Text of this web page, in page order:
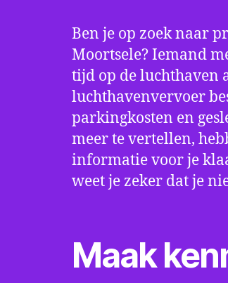
Ben je op zoek naar
Moortsele? Iemand
tijd op de luchthaven
luchthavenvervoer
parkingkosten en
meer te vertellen,
informatie voor je
weet je zeker dat je
Maak